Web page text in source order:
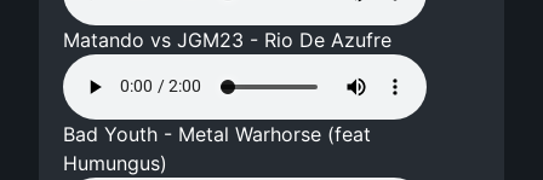
Matando vs JGM23 - Rio De Azufre
Bad Youth - Metal Warhorse (feat
Humungus)